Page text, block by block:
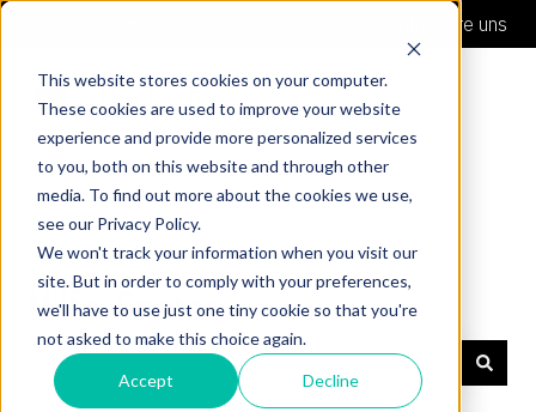
This website stores cookies on your computer.
These cookies are used to improve your website
experience and provide more personalized services
to you, both on this website and through other
media. To find out more about the cookies we use,
see our Privacy Policy.
We won't track your information when you visit our
site. But in order to comply with your preferences,
we'll have to use just one tiny cookie so that you're
not asked to make this choice again.
Accept Decline
Kontaktiere uns
Hilfe-Center
Es gibt keine Vorschläge, da das Suchfeld leer ist.